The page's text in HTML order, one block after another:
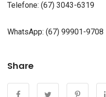
Telefone: (67) 3043-6319
WhatsApp: (67) 99901-9708
Share